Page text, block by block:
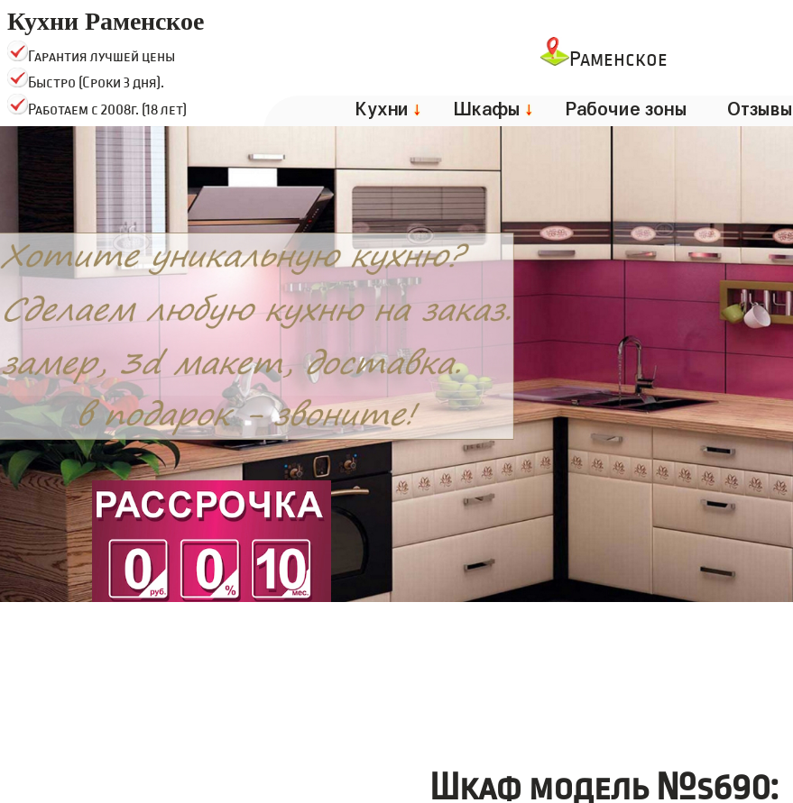
Кухни Раменское
Гарантия лучшей цены
Быстро (Сроки 3 дня).
Работаем с 2008г. (18 лет)
Раменское
Кухни ↓ Шкафы ↓ Рабочие зоны Отзывы
Шкаф модель №s690: